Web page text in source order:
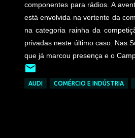
componentes para rádios. A
está envolvida na vertente da
na categoria rainha da
privadas neste último caso. Nas
que já marcou presença e o
AUDI COMÉRCIO E INDÚSTRIA